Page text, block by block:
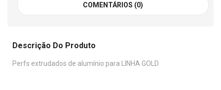
COMENTÁRIOS (0)
Descrição Do Produto
Perfs extrudados de alumínio para LINHA GOLD